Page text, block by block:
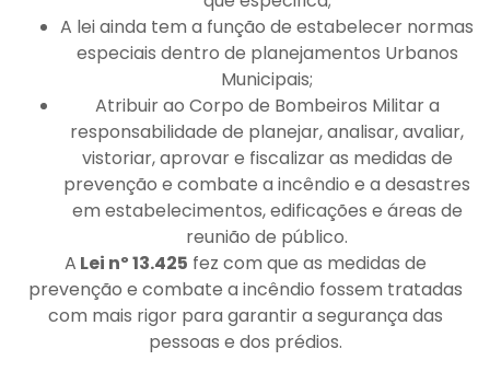
A lei ainda tem a função de estabelecer normas
especiais dentro de planejamentos Urbanos
Municipais;
Atribuir ao Corpo de Bombeiros Militar a
responsabilidade de planejar, analisar, avaliar,
vistoriar, aprovar e fiscalizar as medidas de
prevenção e combate a incêndio e a desastres
em estabelecimentos, edificações e áreas de
reunião de público.
A Lei nº 13.425 fez com que as medidas de
prevenção e combate a incêndio fossem tratadas
com mais rigor para garantir a segurança das
pessoas e dos prédios.